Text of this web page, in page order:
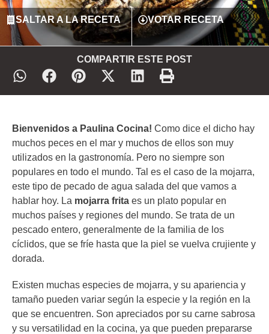
SALTAR A LA RECETA VOTAR RECETA
COMPARTIR ESTE POST
Bienvenidos a Paulina Cocina! Como dice el dicho hay
muchos peces en el mar y muchos de ellos son muy
utilizados en la gastronomía. Pero no siempre son
populares en todo el mundo. Tal es el caso de la mojarra,
este tipo de pecado de agua salada del que vamos a
hablar hoy. La mojarra frita es un plato popular en
muchos países y regiones del mundo. Se trata de un
pescado entero, generalmente de la familia de los
cíclidos, que se fríe hasta que la piel se vuelva crujiente y
dorada.
Existen muchas especies de mojarra, y su apariencia y
tamaño pueden variar según la especie y la región en la
que se encuentren. Son apreciados por su carne sabrosa
y su versatilidad en la cocina, ya que pueden prepararse